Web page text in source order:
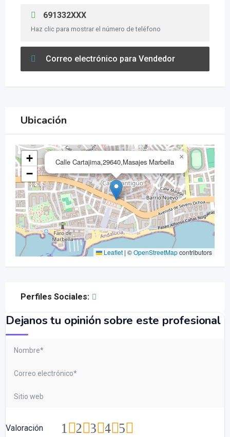
691332XXX
Haz clic para mostrar el número de teléfono
Correo electrónico para Vendedor
Ubicación
Calle Cartajima,29640,Masajes Marbella
×
+
−
Leaflet | ©OpenStreetMapcontributors
Perfiles Sociales:
Dejanos tu opinión sobre este profesional
Valoración 5
4
3
2
1